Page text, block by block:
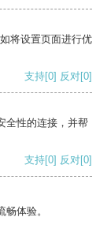
将设置页面进行优
支持[0] 反对[0]
全性的连接，并帮
支持[0] 反对[0]
体验。